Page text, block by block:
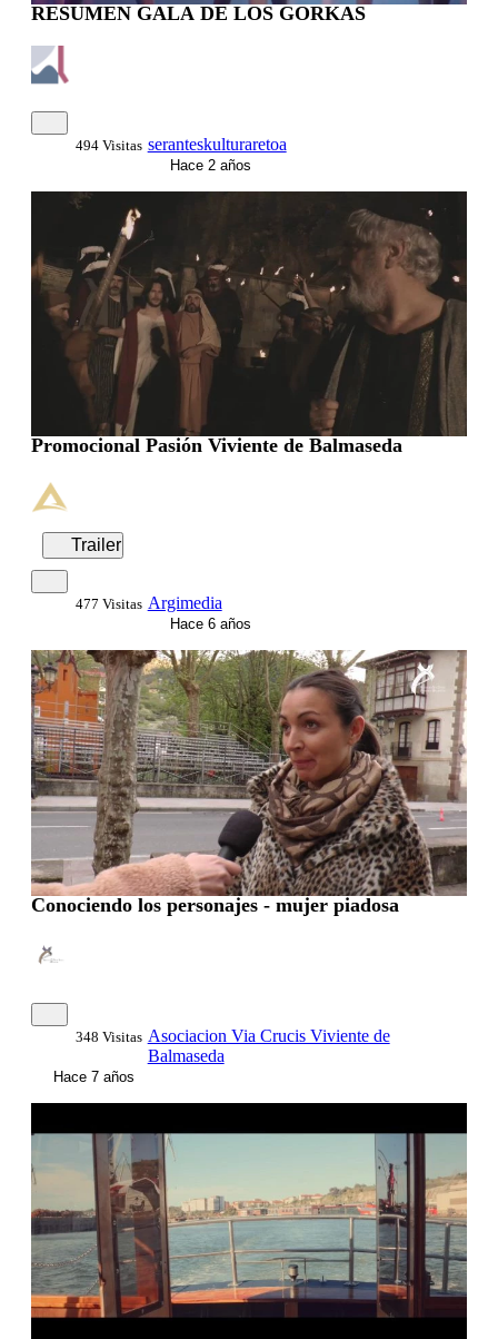
RESUMEN GALA DE LOS GORKAS
494 Visitas seranteskulturaretoa
Hace 2 años
00:01:37
Promocional Pasión Viviente de Balmaseda
Trailer
477 Visitas Argimedia
Hace 6 años
00:01:59
Conociendo los personajes - mujer piadosa
348 Visitas Asociacion Via Crucis Viviente de
Balmaseda
Hace 7 años